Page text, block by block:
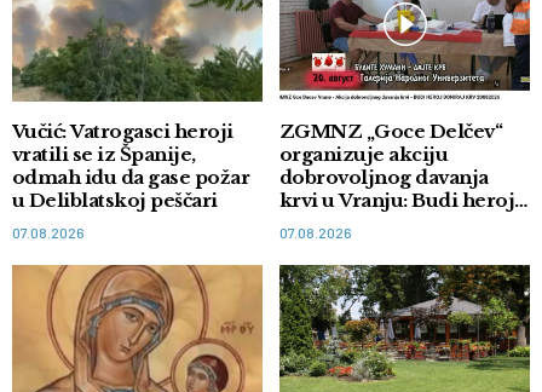
Vučić: Vatrogasci heroji
vratili se iz Španije,
odmah idu da gase požar
u Deliblatskoj peščari
07.08.2026
ZGMNZ „Goce Delčev“
organizuje akciju
dobrovoljnog davanja
krvi u Vranju: Budi heroj,
doniraj krv
07.08.2026